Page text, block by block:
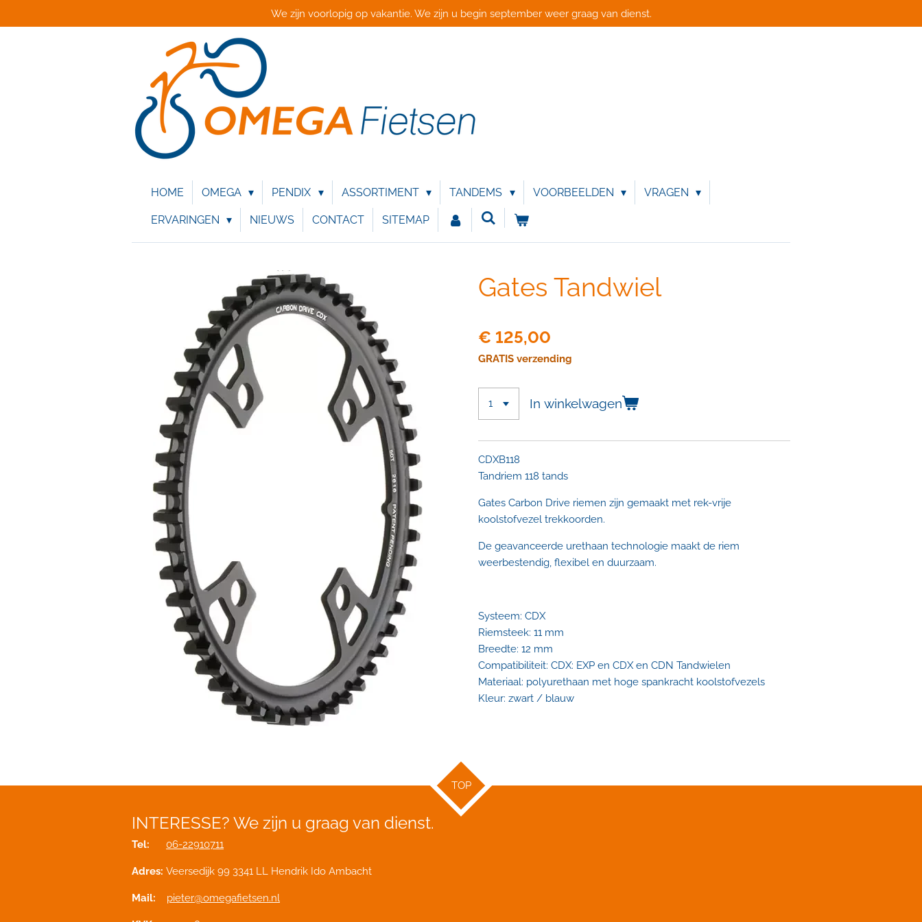
direct
We zijn voorlopig op vakantie. We zijn u begin september weer graag van dienst.
HOME OMEGA PENDIX ASSORTIMENT TANDEMS VOORBEELDEN VRAGEN
ERVARINGEN NIEUWS CONTACT SITEMAP
Gates Tandwiel
€ 125,00
GRATIS verzending
In winkelwagen
CDXB118
Tandriem 118 tands
Gates Carbon Drive riemen zijn gemaakt met rek-vrije
koolstofvezel trekkoorden.
De geavanceerde urethaan technologie maakt de riem
weerbestendig, flexibel en duurzaam.
Systeem: CDX
Riemsteek: 11 mm
Breedte: 12 mm
Compatibiliteit: CDX: EXP en CDX en CDN Tandwielen
Materiaal: polyurethaan met hoge spankracht koolstofvezels
Kleur: zwart / blauw
TOP
INTERESSE? We zijn u graag van dienst.
Tel: 06-22910711
Adres: Veersedijk 99 3341 LL Hendrik Ido Ambacht
Mail: pieter@omegafietsen.nl